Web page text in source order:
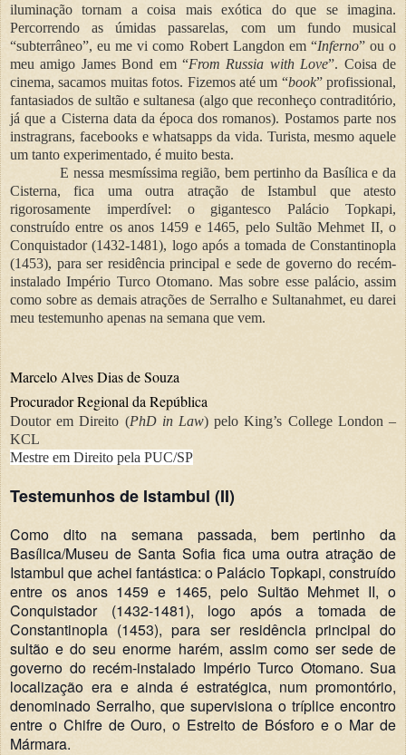
iluminação tornam a coisa mais exótica do que se imagina.
Percorrendo as úmidas passarelas, com um fundo musical
“subterrâneo”, eu me vi como Robert Langdon em “Inferno” ou o
meu amigo James Bond em “From Russia with Love”. Coisa de
cinema, sacamos muitas fotos. Fizemos até um “book” profissional,
fantasiados de sultão e sultanesa (algo que reconheço contraditório,
já que a Cisterna data da época dos romanos). Postamos parte nos
instragrans, facebooks e whatsapps da vida. Turista, mesmo aquele
um tanto experimentado, é muito besta.
E nessa mesmíssima região, bem pertinho da Basílica e da
Cisterna, fica uma outra atração de Istambul que atesto
rigorosamente imperdível: o gigantesco Palácio Topkapi,
construído entre os anos 1459 e 1465, pelo Sultão Mehmet II, o
Conquistador (1432-1481), logo após a tomada de Constantinopla
(1453), para ser residência principal e sede de governo do recém-
instalado Império Turco Otomano. Mas sobre esse palácio, assim
como sobre as demais atrações de Serralho e Sultanahmet, eu darei
meu testemunho apenas na semana que vem.
Marcelo Alves Dias de Souza
Procurador Regional da República
Doutor em Direito (PhD in Law) pelo King’s College London –
KCL
Mestre em Direito pela PUC/SP
Testemunhos de Istambul (II)
Como dito na semana passada, bem pertinho da
Basílica/Museu de Santa Sofia fica uma outra atração de
Istambul que achei fantástica: o Palácio Topkapi, construído
entre os anos 1459 e 1465, pelo Sultão Mehmet II, o
Conquistador (1432-1481), logo após a tomada de
Constantinopla (1453), para ser residência principal do
sultão e do seu enorme harém, assim como ser sede de
governo do recém-instalado Império Turco Otomano. Sua
localização era e ainda é estratégica, num promontório,
denominado Serralho, que supervisiona o tríplice encontro
entre o Chifre de Ouro, o Estreito de Bósforo e o Mar de
Mármara.